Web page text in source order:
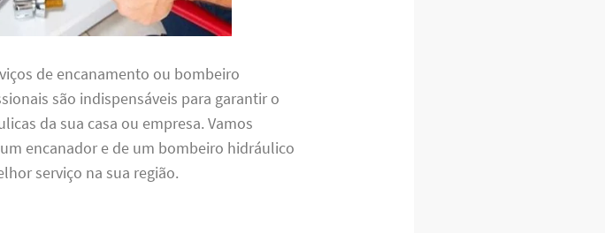
de encanamento ou bombeiro
são indispensáveis para garantir o
da sua casa ou empresa. Vamos
encanador e de um bombeiro hidráulico
serviço na sua região.